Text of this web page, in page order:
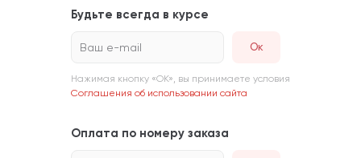
Будьте всегда в курсе
Ваш e-mail
Нажимая кнопку «ОК», вы принимаете условия
Соглашения об использовании сайта
Оплата по номеру заказа